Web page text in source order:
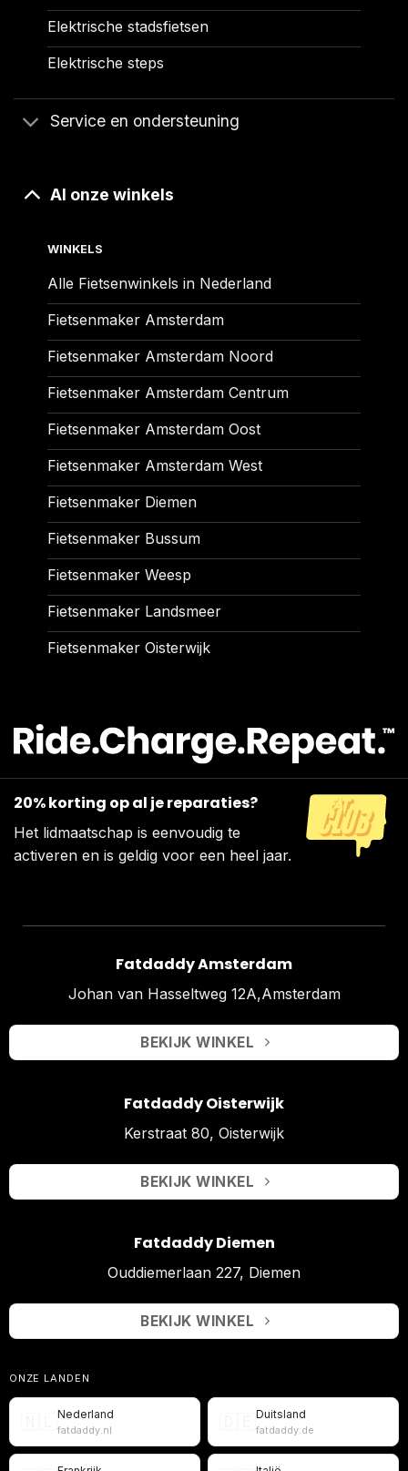
Elektrische stadsfietsen
Elektrische steps
Service en ondersteuning
Al onze winkels
WINKELS
Alle Fietsenwinkels in Nederland
Fietsenmaker Amsterdam
Fietsenmaker Amsterdam Noord
Fietsenmaker Amsterdam Centrum
Fietsenmaker Amsterdam Oost
Fietsenmaker Amsterdam West
Fietsenmaker Diemen
Fietsenmaker Bussum
Fietsenmaker Weesp
Fietsenmaker Landsmeer
Fietsenmaker Oisterwijk
20% korting op al je reparaties?
Het lidmaatschap is eenvoudig te
activeren en is geldig voor een heel jaar.
Fatdaddy Amsterdam
Johan van Hasseltweg 12A,Amsterdam
BEKIJK WINKEL
Fatdaddy Oisterwijk
Kerstraat 80, Oisterwijk
BEKIJK WINKEL
Fatdaddy Diemen
Ouddiemerlaan 227, Diemen
BEKIJK WINKEL
ONZE LANDEN
Nederland
fatdaddy.nl
Duitsland
fatdaddy.de